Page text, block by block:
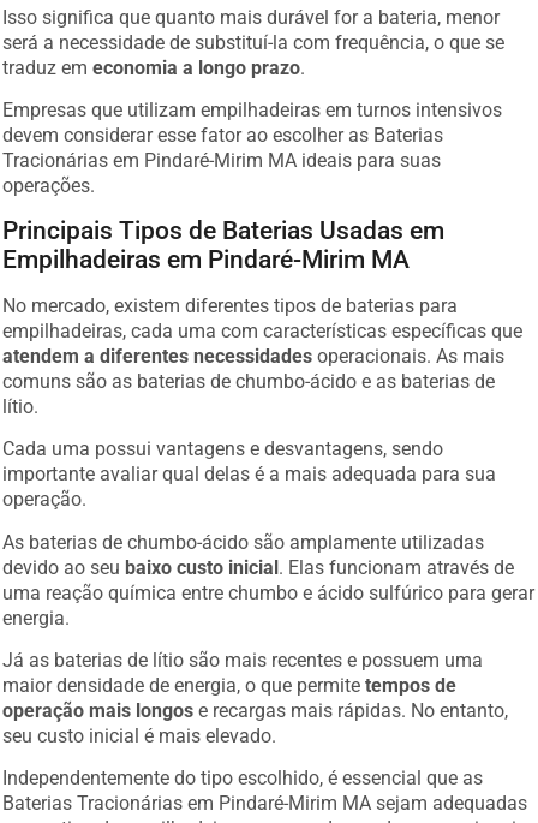
Isso significa que quanto mais durável for a bateria, menor
será a necessidade de substituí-la com frequência, o que se
traduz emeconomia a longo prazo.
Empresas que utilizam empilhadeiras em turnos intensivos
devem considerar esse fator ao escolher as Baterias
Tracionárias em Pindaré-Mirim MA ideais para suas
operações.
Principais Tipos de Baterias Usadas em
Empilhadeiras em Pindaré-Mirim MA
No mercado, existem diferentes tipos de baterias para
empilhadeiras, cada uma com características específicas que
atendem a diferentes necessidades operacionais. As mais
comuns são as baterias de chumbo-ácido e as baterias de
lítio.
Cada uma possui vantagens e desvantagens, sendo
importante avaliar qual delas é a mais adequada para sua
operação.
As baterias de chumbo-ácido são amplamente utilizadas
devido ao seu baixo custo inicial. Elas funcionam através de
uma reação química entre chumbo e ácido sulfúrico para gerar
energia.
Já as baterias de lítio são mais recentes e possuem uma
maior densidade de energia, o que permitetempos de
operação mais longos e recargas mais rápidas. No entanto,
seu custo inicial é mais elevado.
Independentemente do tipo escolhido, é essencial que as
Baterias Tracionárias em Pindaré-Mirim MA sejam adequadas